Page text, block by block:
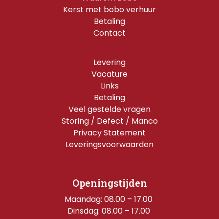
Kerst met bobo verhuur
Betaling
Contact
Levering
Vacature
Links
Betaling
Veel gestelde vragen
Storing / Defect / Manco
Privacy Statement
Leveringsvoorwaarden
Openingstijden
Maandag: 08.00 – 17.00
Dinsdag: 08.00 – 17.00